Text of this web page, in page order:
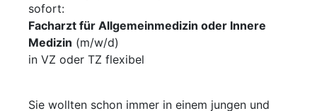
sofort:
Facharzt für Allgemeinmedizin oder Innere
Medizin (m/w/d)
in VZ oder TZ flexibel
Sie wollten schon immer in einem jungen und